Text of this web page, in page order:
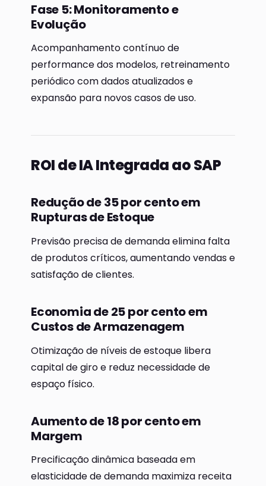
Fase 5: Monitoramento e
Evolução
Acompanhamento contínuo de
performance dos modelos, retreinamento
periódico com dados atualizados e
expansão para novos casos de uso.
ROI de IA Integrada ao SAP
Redução de 35 por cento em
Rupturas de Estoque
Previsão precisa de demanda elimina falta
de produtos críticos, aumentando vendas e
satisfação de clientes.
Economia de 25 por cento em
Custos de Armazenagem
Otimização de níveis de estoque libera
capital de giro e reduz necessidade de
espaço físico.
Aumento de 18 por cento em
Margem
Precificação dinâmica baseada em
elasticidade de demanda maximiza receita